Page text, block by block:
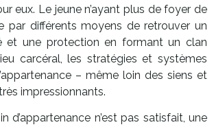
eux. Le jeune n’ayant plus de foyer de
par différents moyens de retrouver un
et une protection en formant un clan
carcéral, les stratégies et systèmes
– même loin des siens et
impressionnants.
d’appartenance n’est pas satisfait, une